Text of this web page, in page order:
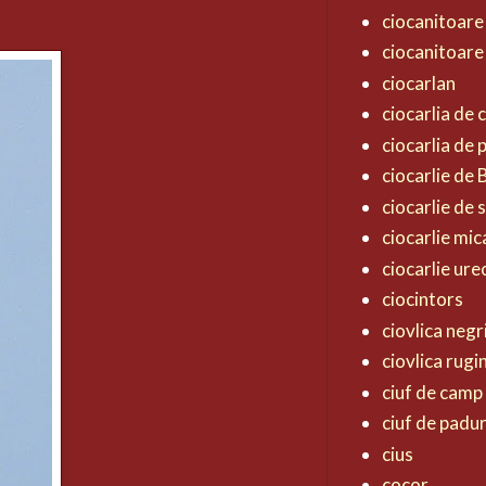
ciocarlan
ciocarlia de
ciocarlia de
ciocarlie de
ciocarlie de
ciocarlie
ciocarlie
ciocintors
ciovlica
ciovlica
ciuf de camp
ciuf de
cius